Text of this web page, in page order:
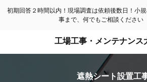
初期回答２時間以内！現場調査は依頼後数日！小
事まで、何でもご相談ください
工場工事・メンテナン
遮熱シート設置工